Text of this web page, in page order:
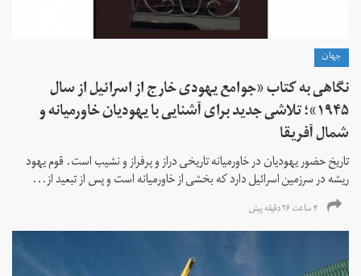
جهان
نگاهی به کتاب «جوامع یهودی خارج از اسرائیل از سال
۱۹۴۵»؛ تلاشی جدید برای آشنایی با یهودیان خاورمیانه و
شمال آفریقا
تاریخ حضور یهودیان در خاورمیانه تاریخی دراز و پرفراز و نشیب است. قوم یهود
ریشه در سرزمین اسرائیل دارد که بخشی از خاورمیانه است و پس از تبعید از...
۴ ساعت ۲۶ دقیقه پیش